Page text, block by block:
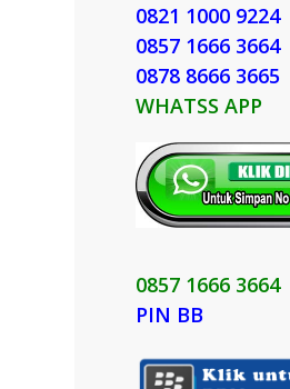
0821 1000 9224
0857 1666 3664
0878 8666 3665
WHATSS APP
0857 1666 3664
PIN BB